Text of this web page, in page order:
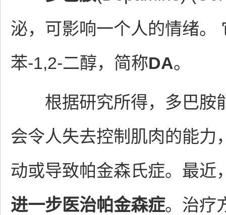
泌，可影响一个人的情绪。
苯-1,2-二醇，简称DA。
根据研究所得，多巴胺
会令人失去控制肌肉的能力
动或导致帕金森氏症。最近
进一步医治帕金森症。治疗